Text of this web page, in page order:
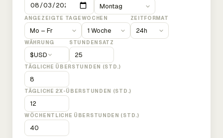
ANGEZEIGTE TAGEWOCHEN ZEITFORMAT
WÄHRUNG
$USD
STUNDENSATZ
TÄGLICHE ÜBERSTUNDEN (STD.)
TÄGLICHE 2X-ÜBERSTUNDEN (STD.)
WÖCHENTLICHE ÜBERSTUNDEN (STD.)